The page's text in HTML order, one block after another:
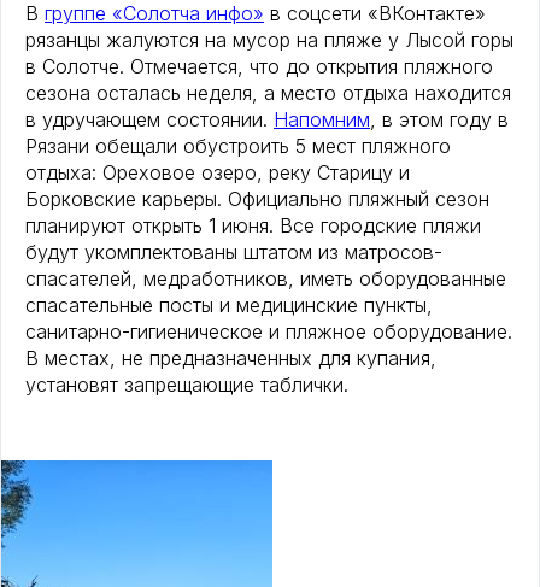
В группе «Солотча инфо» в соцсети «ВКонтакте»
рязанцы жалуются на мусор на пляже у Лысой горы
в Солотче. Отмечается, что до открытия пляжного
сезона осталась неделя, а место отдыха находится
в удручающем состоянии. Напомним, в этом году в
Рязани обещали обустроить 5 мест пляжного
отдыха: Ореховое озеро, реку Старицу и
Борковские карьеры. Официально пляжный сезон
планируют открыть 1 июня. Все городские пляжи
будут укомплектованы штатом из матросов-
спасателей, медработников, иметь оборудованные
спасательные посты и медицинские пункты,
санитарно-гигиеническое и пляжное оборудование.
В местах, не предназначенных для купания,
установят запрещающие таблички.